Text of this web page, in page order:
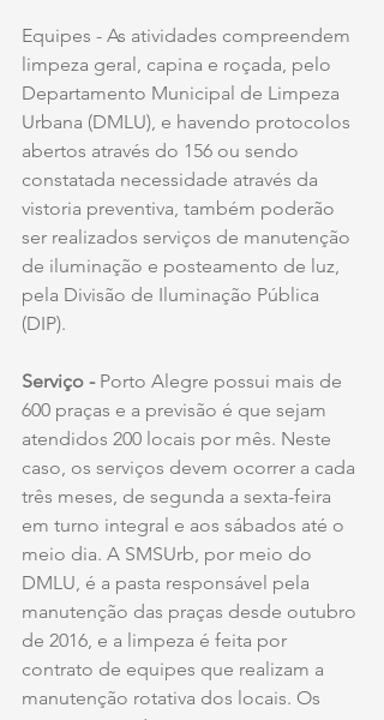
Equipes - As atividades compreendem
limpeza geral, capina e roçada, pelo
Departamento Municipal de Limpeza
Urbana (DMLU), e havendo protocolos
abertos através do 156 ou sendo
constatada necessidade através da
vistoria preventiva, também poderão
ser realizados serviços de manutenção
de iluminação e posteamento de luz,
pela Divisão de Iluminação Pública
(DIP).
Serviço - Porto Alegre possui mais de
600 praças e a previsão é que sejam
atendidos 200 locais por mês. Neste
caso, os serviços devem ocorrer a cada
três meses, de segunda a sexta-feira
em turno integral e aos sábados até o
meio dia. A SMSUrb, por meio do
DMLU, é a pasta responsável pela
manutenção das praças desde outubro
de 2016, e a limpeza é feita por
contrato de equipes que realizam a
manutenção rotativa dos locais. Os